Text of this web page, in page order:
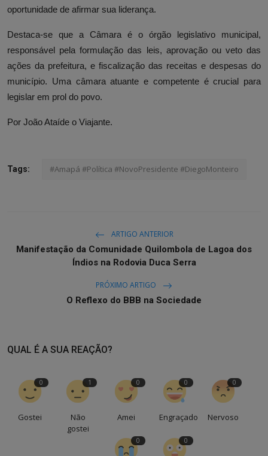
oportunidade de afirmar sua liderança.
Destaca-se que a Câmara é o órgão legislativo municipal,
responsável pela formulação das leis, aprovação ou veto das
ações da prefeitura, e fiscalização das receitas e despesas do
município. Uma câmara atuante e competente é crucial para
legislar em prol do povo.
Por João Ataíde o Viajante.
Tags: #Amapá #Política #NovoPresidente #DiegoMonteiro
ARTIGO ANTERIOR
Manifestação da Comunidade Quilombola de Lagoa dos
Índios na Rodovia Duca Serra
PRÓXIMO ARTIGO
O Reflexo do BBB na Sociedade
QUAL É A SUA REAÇÃO?
0
Gostei
1
Não
gostei
0
Amei
0
Engraçado
0
Nervoso
0 0